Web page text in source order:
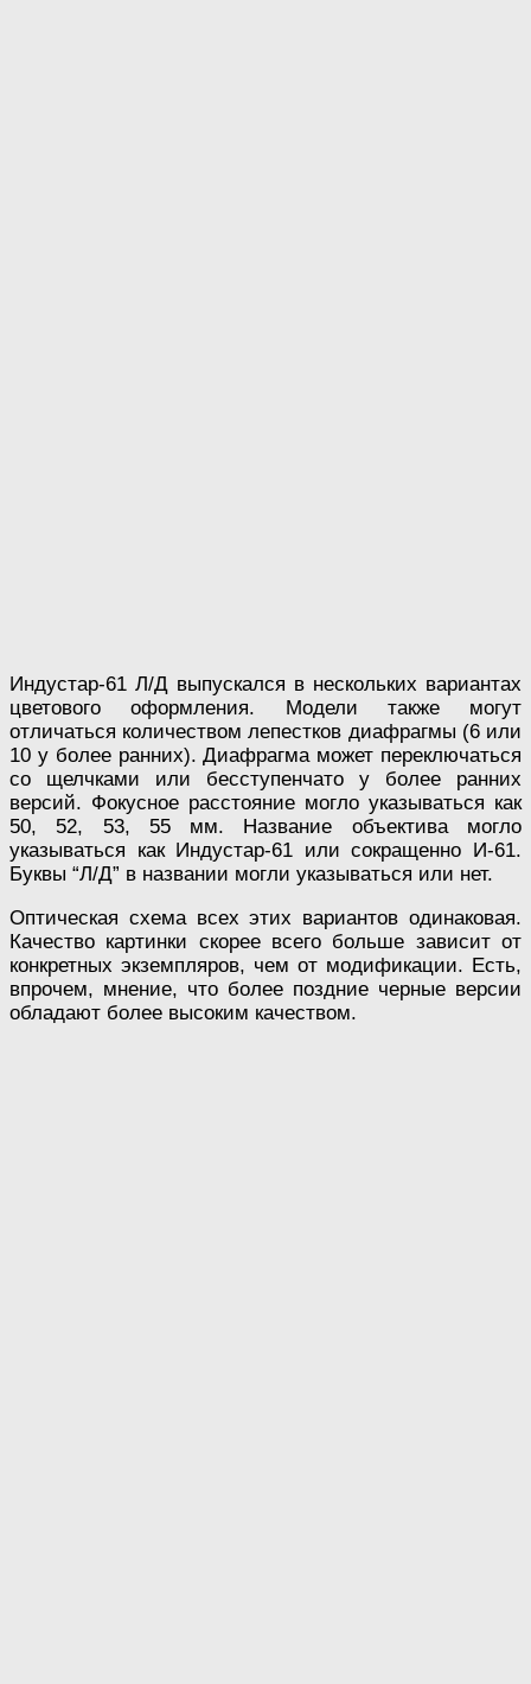
Индустар-61 Л/Д выпускался в нескольких вариантах
цветового оформления. Модели также могут
отличаться количеством лепестков диафрагмы (6 или
10 у более ранних). Диафрагма может переключаться
со щелчками или бесступенчато у более ранних
версий. Фокусное расстояние могло указываться как
50, 52, 53, 55 мм. Название объектива могло
указываться как Индустар-61 или сокращенно И-61.
Буквы “Л/Д” в названии могли указываться или нет.
Оптическая схема всех этих вариантов одинаковая.
Качество картинки скорее всего больше зависит от
конкретных экземпляров, чем от модификации. Есть,
впрочем, мнение, что более поздние черные версии
обладают более высоким качеством.